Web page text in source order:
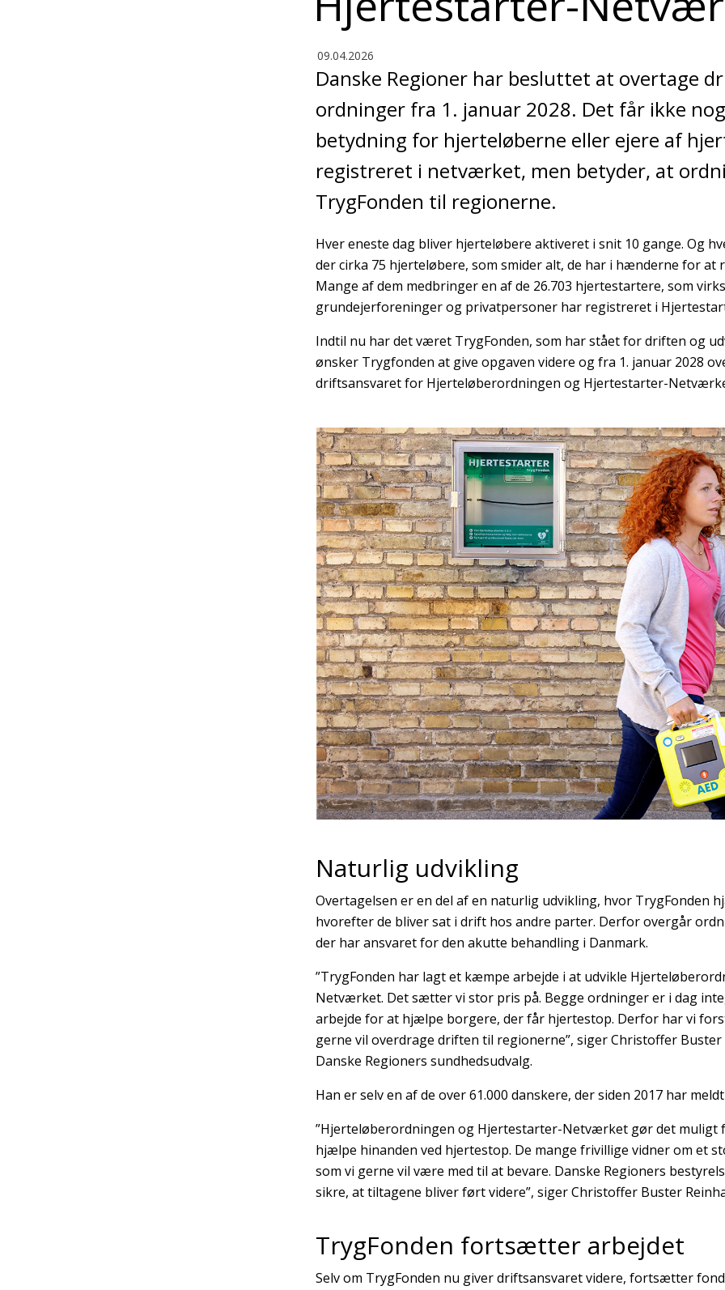
09.04.2026
Danske Regioner har besluttet at overtage
ordninger fra 1. januar 2028. Det får ikke
betydning for hjerteløberne eller ejere af
registreret i netværket, men betyder, at
TrygFonden til regionerne.
Hver eneste dag bliver hjerteløbere aktiveret i snit 10 gange. Og
der cirka 75 hjerteløbere, som smider alt, de har i hænderne for at
Mange af dem medbringer en af de 26.703 hjertestartere, som
grundejerforeninger og privatpersoner har registreret i
Indtil nu har det været TrygFonden, som har stået for driften og
ønsker Trygfonden at give opgaven videre og fra 1. januar 2028
driftsansvaret for Hjerteløberordningen og Hjertestarter-
Naturlig udvikling
Overtagelsen er en del af en naturlig udvikling, hvor TrygFonden
hvorefter de bliver sat i drift hos andre parter. Derfor overgår
der har ansvaret for den akutte behandling i Danmark.
”TrygFonden har lagt et kæmpe arbejde i at udvikle
Netværket. Det sætter vi stor pris på. Begge ordninger er i dag
arbejde for at hjælpe borgere, der får hjertestop. Derfor har vi
gerne vil overdrage driften til regionerne”, siger Christoffer
Danske Regioners sundhedsudvalg.
Han er selv en af de over 61.000 danskere, der siden 2017 har
”Hjerteløberordningen og Hjertestarter-Netværket gør det muligt
hjælpe hinanden ved hjertestop. De mange frivillige vidner om et
som vi gerne vil være med til at bevare. Danske Regioners
sikre, at tiltagene bliver ført videre”, siger Christoffer Buster
TrygFonden fortsætter arbejdet
Selv om TrygFonden nu giver driftsansvaret videre, fortsætter